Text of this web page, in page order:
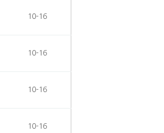
10-16
10-16
10-16
10-16